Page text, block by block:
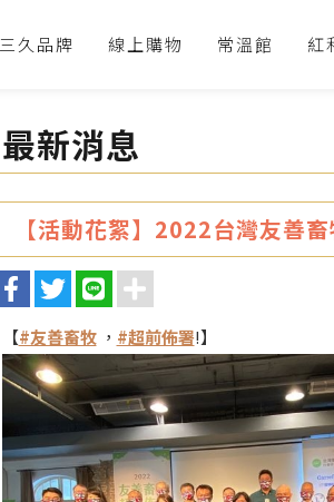
三久品牌 線上購物 常溫館 紅
最新消息
【活動花絮】2022台灣友善
【#友善畜牧， #超前佈署!】